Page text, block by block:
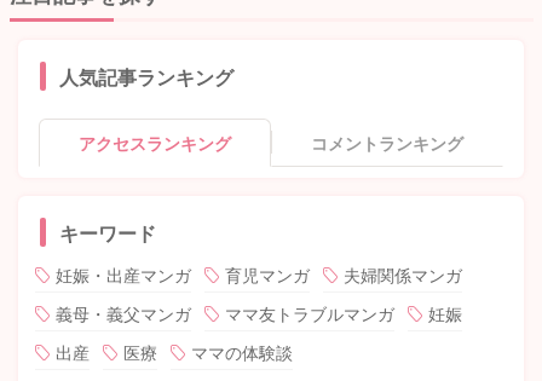
人気記事ランキング
アクセスランキング コメントランキング
キーワード
妊娠・出産マンガ 育児マンガ
夫婦関係マンガ
義母・義父マンガ
ママ友トラブルマンガ
妊娠
出産
医療 ママの体験談